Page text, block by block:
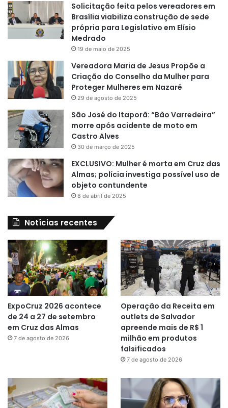
Solicitação feita pelos vereadores em
Brasília viabiliza construção de sede
própria para Legislativo em Elísio
Medrado
19 de maio de 2025
Vereadora Maria de Jesus Propõe a
Criação do Conselho da Mulher para
Proteger Mulheres em Nazaré
29 de agosto de 2025
São José do Itaporã: “Bão Varredeira”
morre após acidente de moto em
Castro Alves
30 de março de 2025
EXCLUSIVO: Mulher é morta em Cruz das
Almas; polícia investiga possível uso de
objeto contundente
8 de abril de 2025
Notícias recentes
ExpoCruz 2026 acontece
de 24 a 27 de setembro
em Cruz das Almas
7 de agosto de 2026
Operação da Receita em
outlets de Salvador
apreende mais de R$ 1
milhão em produtos
falsificados
7 de agosto de 2026